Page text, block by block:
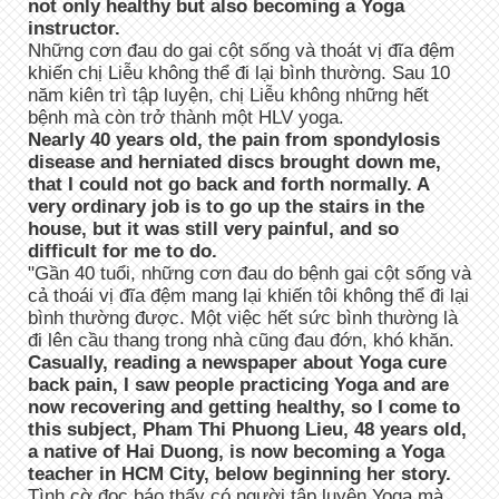
not only healthy but also becoming a Yoga
instructor.
Những cơn đau do gai cột sống và thoát vị đĩa đệm
khiến chị Liễu không thể đi lại bình thường. Sau 10
năm kiên trì tập luyện, chị Liễu không những hết
bệnh mà còn trở thành một HLV yoga.
Nearly 40 years old, the pain from spondylosis
disease and herniated discs brought down me,
that I could not go back and forth normally. A
very ordinary job is to go up the stairs in the
house, but it was still very painful, and so
difficult for me to do.
"Gần 40 tuổi, những cơn đau do bệnh gai cột sống và
cả thoái vị đĩa đệm mang lại khiến tôi không thể đi lại
bình thường được. Một việc hết sức bình thường là
đi lên cầu thang trong nhà cũng đau đớn, khó khăn.
Casually, reading a newspaper about Yoga cure
back pain, I saw people practicing Yoga and are
now recovering and getting healthy, so I come to
this subject, Pham Thi Phuong Lieu, 48 years old,
a native of Hai Duong, is now becoming a Yoga
teacher in HCM City, below beginning her story.